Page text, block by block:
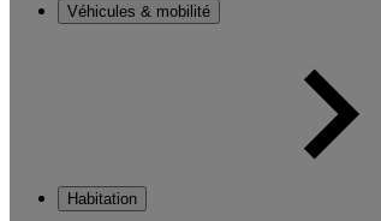
Véhicules & mobilité
Habitation